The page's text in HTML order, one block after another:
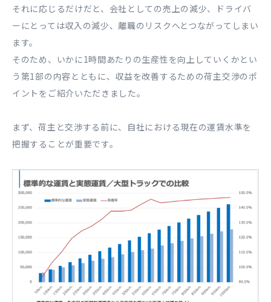
それに応じるだけだと、会社としての売上の減少、ドライバ
ーにとっては収入の減少、離職のリスクへとつながってしまい
ます。
そのため、いかに1時間あたりの生産性を向上していくかとい
う第1部の内容とともに、収益を改善するための荷主交渉のポ
イントをご紹介いただきました。
まず、荷主と交渉する前に、自社における現在の運賃水準を
把握することが重要です。